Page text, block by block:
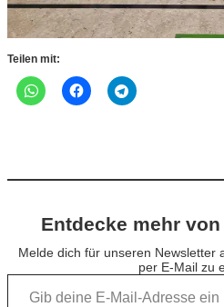
Teilen mit:
Entdecke mehr
Melde dich für unseren Newsletter
per E-Mail zu
Gib deine E-Mail-Adresse ein …